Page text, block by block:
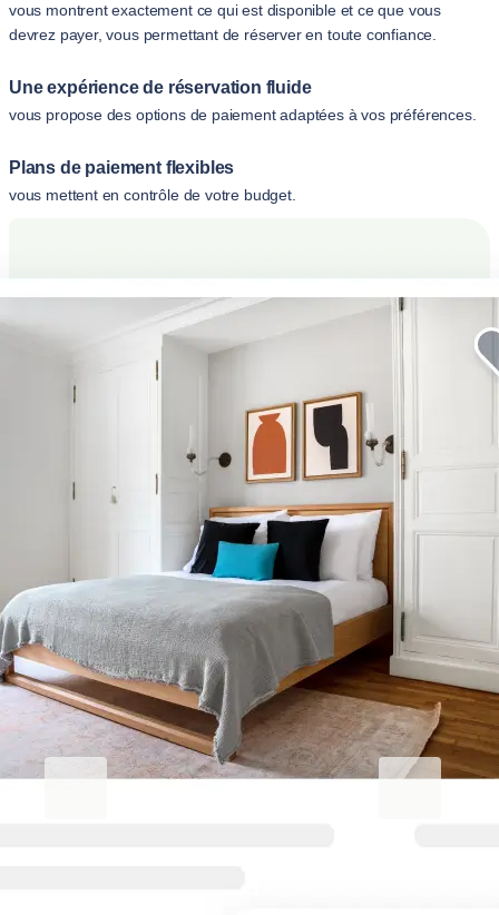
vous montrent exactement ce qui est disponible et ce que vous
devrez payer, vous permettant de réserver en toute confiance.
Une expérience de réservation fluide
vous propose des options de paiement adaptées à vos préférences.
Plans de paiement flexibles
vous mettent en contrôle de votre budget.
Améliorez votre séjour
professionnel.